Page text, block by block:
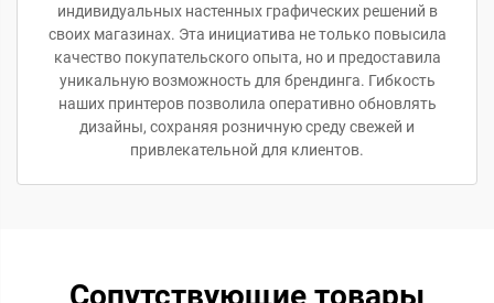
индивидуальных настенных графических решений в
своих магазинах. Эта инициатива не только повысила
качество покупательского опыта, но и предоставила
уникальную возможность для брендинга. Гибкость
наших принтеров позволила оперативно обновлять
дизайны, сохраняя розничную среду свежей и
привлекательной для клиентов.
Сопутствующие товары